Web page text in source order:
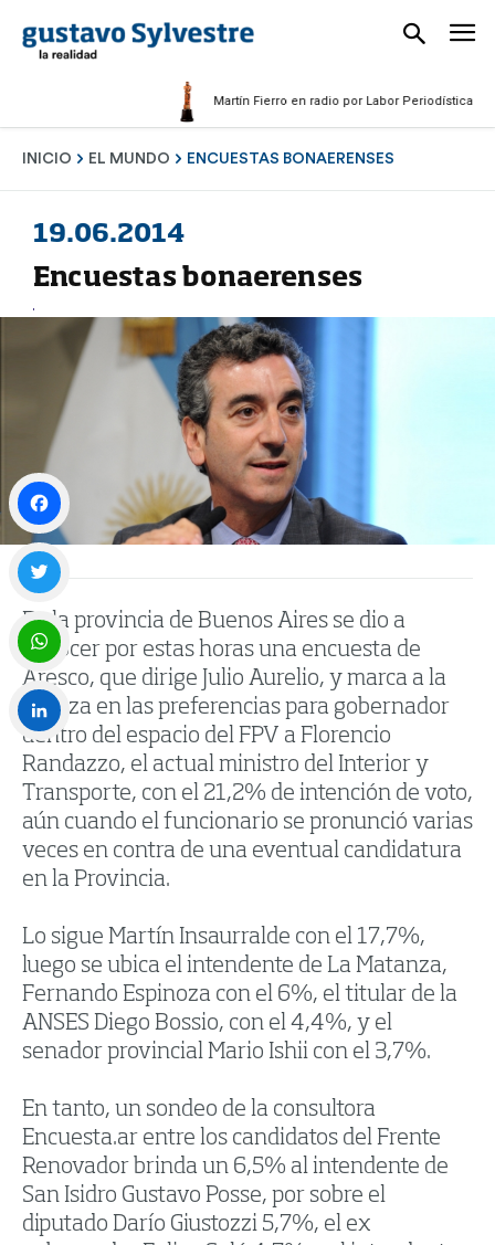
Martín Fierro en radio por Labor Periodística
INICIO EL MUNDO ENCUESTAS BONAERENSES
19.06.2014
Encuestas bonaerenses
En la provincia de Buenos Aires se dio a
conocer por estas horas una encuesta de
Aresco, que dirige Julio Aurelio, y marca a la
cabeza en las preferencias para gobernador
dentro del espacio del FPV a Florencio
Randazzo, el actual ministro del Interior y
Transporte, con el 21,2% de intención de voto,
aún cuando el funcionario se pronunció varias
veces en contra de una eventual candidatura
en la Provincia.
Lo sigue Martín Insaurralde con el 17,7%,
luego se ubica el intendente de La Matanza,
Fernando Espinoza con el 6%, el titular de la
ANSES Diego Bossio, con el 4,4%, y el
senador provincial Mario Ishii con el 3,7%.
En tanto, un sondeo de la consultora
Encuesta.ar entre los candidatos del Frente
Renovador brinda un 6,5% al intendente de
San Isidro Gustavo Posse, por sobre el
diputado Darío Giustozzi 5,7%, el ex
Facebook
Twitter
WhatsApp
LinkedIn